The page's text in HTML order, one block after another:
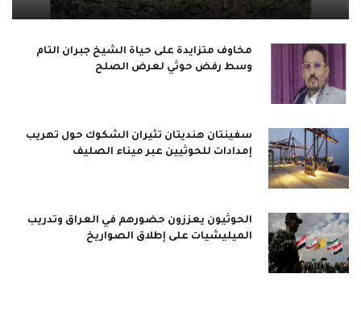
مخاوف متزايدة على حياة الشيخ جبران التام
وسط رفض حوثي لعرض الصلح
سفينتان هنديتان تثيران الشكوك حول تهريب
إمدادات للحوثيين عبر ميناء الصليف
الحوثيون يعززون حضورهم في العراق وتدريب
الميليشيات على إطلاق الصواريخ